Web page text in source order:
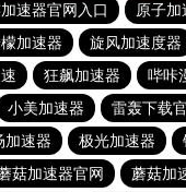
速器官网入口
原子加
加速器 旋风加速度器
狂飙加速器 哔咔
小美加速器 雷轰下载
加速器 极光加速器
菇加速器官网
蘑菇加